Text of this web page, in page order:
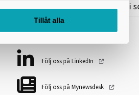
Tillåt alla
Skaraborgs Kommunalförbund i
Följ oss på LinkedIn
Följ oss på Mynewsdesk